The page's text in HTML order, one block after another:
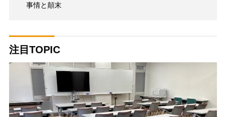
事情と顛末
注目TOPIC